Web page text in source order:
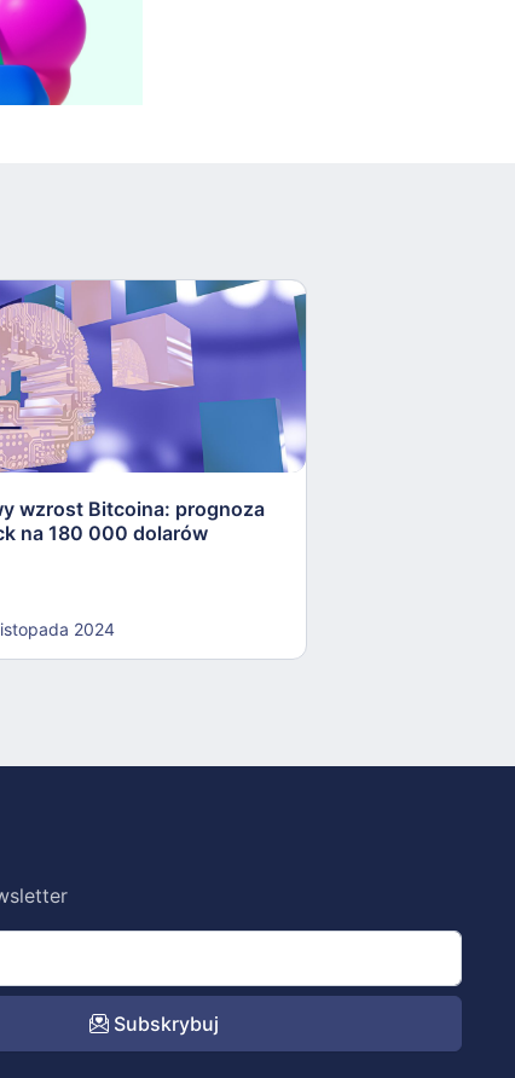
wzrost Bitcoina: prognoza
na 180 000 dolarów
2024
Subskrybuj